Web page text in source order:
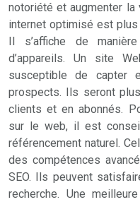
notoriété et augmenter
internet optimisé est
Il s’affiche de
d’appareils. Un site
susceptible de capter
prospects. Ils seront
clients et en abonnés.
sur le web, il est
référencement naturel.
des compétences
SEO. Ils peuvent
recherche. Une